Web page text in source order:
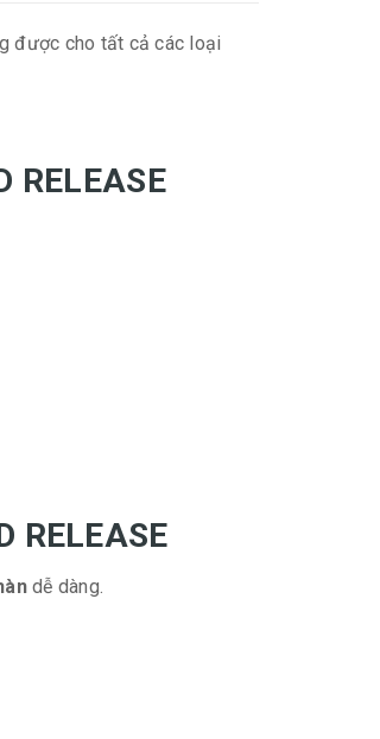
được cho tất cả các loại
RELEASE
RELEASE
dễ dàng.